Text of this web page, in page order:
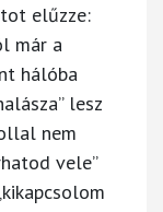
elűzze:
már a
hálóba
lesz
nem
vele”